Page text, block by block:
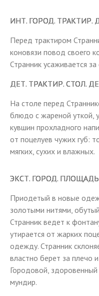
ИНТ. ГОРОД. ТРАКТИР.
Перед трактиром
коновязи повод своего
Странник усаживается за
ДЕТ. ТРАКТИР. СТОЛ.
На столе перед
блюдо с жареной уткой,
кувшин прохладного
от поцелуев чужих губ:
мягких, сухих и влажных.
ЭКСТ. ГОРОД.
Приодетый в новые
золотыми нитями,
Странник ведет к
утирается от жарких
одежду. Странник
властно берет за плечо
Городовой,
мундир.